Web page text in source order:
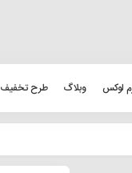
لوکس وبلاگ طرح تخفیف